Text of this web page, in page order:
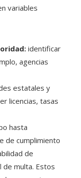
variables
identificar
agencias
estatales y
licencias, tasas
hasta
de cumplimiento
de
de multa. Estos